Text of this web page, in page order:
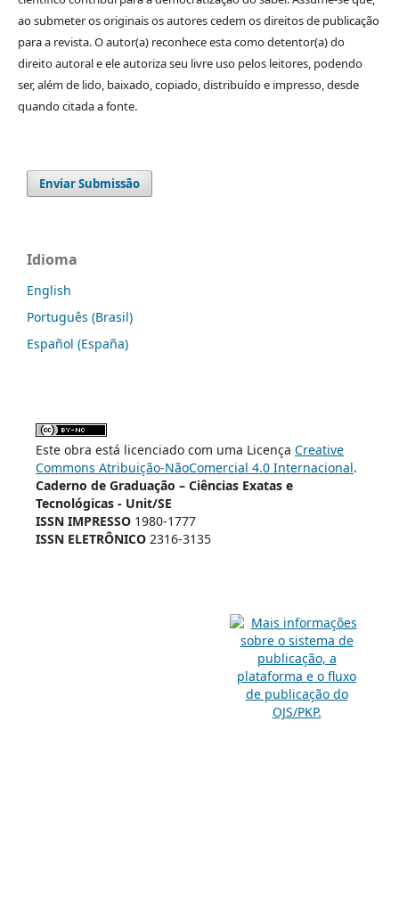
ao submeter os originais os autores cedem os direitos de publicação
para a revista. O autor(a) reconhece esta como detentor(a) do
direito autoral e ele autoriza seu livre uso pelos leitores, podendo
ser, além de lido, baixado, copiado, distribuído e impresso, desde
quando citada a fonte.
Enviar Submissão
Idioma
English
Português (Brasil)
Español (España)
Este obra está licenciado com uma Licença Creative
Commons Atribuição-NãoComercial 4.0 Internacional.
Caderno de Graduação – Ciências Exatas e
Tecnológicas - Unit/SE
ISSN IMPRESSO1980-1777
ISSN ELETRÔNICO2316-3135